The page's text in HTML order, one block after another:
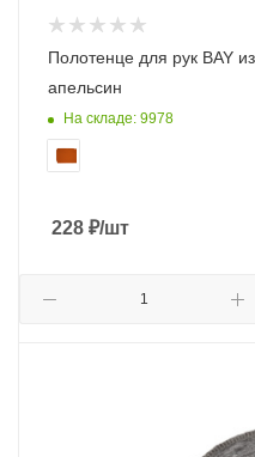
Полотенце для рук BAY
апельсин
На складе: 9978
228 ₽/шт